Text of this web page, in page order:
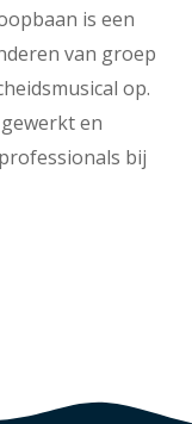
is een
van groep
op.
en
bij